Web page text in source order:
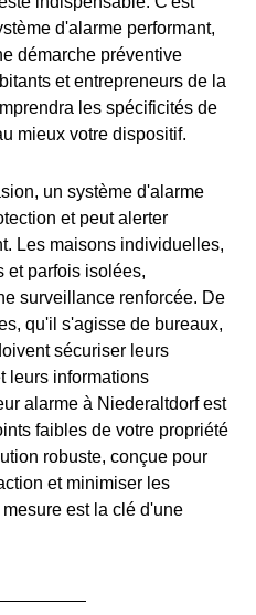
d'alarme performant,
démarche préventive
et entrepreneurs de la
les spécificités de
mieux votre dispositif.
un système d'alarme
et peut alerter
Les maisons individuelles,
et parfois isolées,
surveillance renforcée. De
qu'il s'agisse de bureaux,
sécuriser leurs
leurs informations
alarme à Niederaltdorf est
faibles de votre propriété
robuste, conçue pour
et minimiser les
est la clé d'une